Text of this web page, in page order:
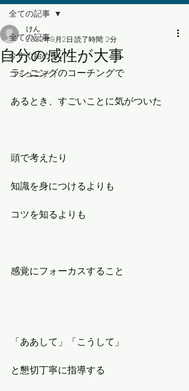
全ての記事
今すぐ始める
コミュニティ
全ての記事
自分の感性が大事
けん
2020年9月2日 読了時間: 2分
ランニングのコーチングで
あるとき、すごいことに気がついた
頭で考えたり
知識を身につけるよりも
コツを知るよりも
感覚にフォーカスすること
「ああして」「こうして」
と懇切丁寧に指導する